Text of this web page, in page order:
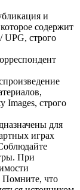
и
содержит
строго
Images, строго
для
играх
При
Помните, что